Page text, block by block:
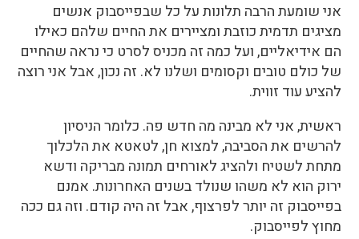
אני שומעת הרבה תלונות על כל שבפייסבוק אנשים
מציגים תדמית כוזבת ומציירים את החיים שלהם כאילו
הם אידיאליים, ועל כמה זה מכניס לסרט כי נראה שהחיים
של כולם טובים וקסומים ושלנו לא. זה נכון, אבל אני רוצה
להציע עוד זווית.
ראשית, אני לא מבינה מה חדש פה. כלומר הניסיון
להרשים את הסביבה, למצוא חן, לטאטא את הלכלוך
מתחת לשטיח ולהציג לאורחים תמונה מבריקה ודשא
ירוק הוא לא משהו שנולד בשנים האחרונות. אמנם
בפייסבוק זה יותר לפרצוף, אבל זה היה קודם. וזה גם ככה
מחוץ לפייסבוק.